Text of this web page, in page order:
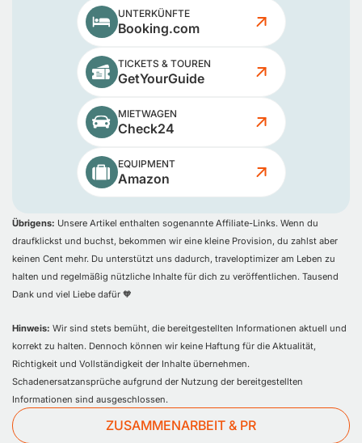
UNTERKÜNFTE
Booking.com
TICKETS & TOUREN
GetYourGuide
MIETWAGEN
Check24
EQUIPMENT
Amazon
Übrigens: Unsere Artikel enthalten sogenannte Affiliate-Links. Wenn du
draufklickst und buchst, bekommen wir eine kleine Provision, du zahlst aber
keinen Cent mehr. Du unterstützt uns dadurch, traveloptimizer am Leben zu
halten und regelmäßig nützliche Inhalte für dich zu veröffentlichen. Tausend
Dank und viel Liebe dafür 🧡
Hinweis: Wir sind stets bemüht, die bereitgestellten Informationen aktuell und
korrekt zu halten. Dennoch können wir keine Haftung für die Aktualität,
Richtigkeit und Vollständigkeit der Inhalte übernehmen.
Schadenersatzansprüche aufgrund der Nutzung der bereitgestellten
Informationen sind ausgeschlossen.
ZUSAMMENARBEIT & PR